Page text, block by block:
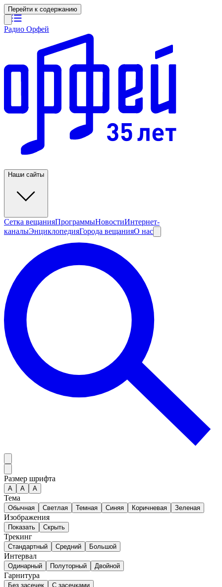
Перейти к содержанию
Радио Орфей
Наши сайты
Сетка вещанияПрограммыНовостиИнтернет-
каналыЭнциклопедияГорода вещанияО нас
Размер шрифта
А A A
Тема
Обычная Светлая Темная Синяя Коричневая Зеленая
Изображения
Показать Скрыть
Трекинг
Стандартный Средний Большой
Интервал
Одинарный Полуторный Двойной
Гарнитура
Без засечек
С засечками